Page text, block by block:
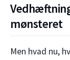
mønsteret
Men hvad nu,